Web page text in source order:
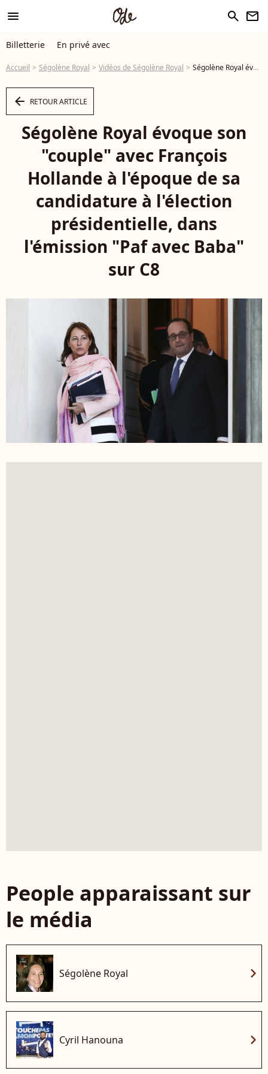
menu search newsletter
Billetterie En privé avec
Accueil Ségolène Royal Vidéos de Ségolène Royal Ségolène Royal évoque son "couple" avec François Hollande à l'époque de sa candidature à l'élection présidentielle, dans l'émission "Paf avec Baba" sur C8 - Vidéo
arrow_left RETOUR ARTICLE
Ségolène Royal évoque son
"couple" avec François
Hollande à l'époque de sa
candidature à l'élection
présidentielle, dans
l'émission "Paf avec Baba"
sur C8
People apparaissant sur
le média
Ségolène Royal chevron_right
Cyril Hanouna chevron_right